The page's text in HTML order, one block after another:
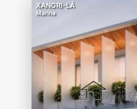
XANGRI-LÁ
Marina